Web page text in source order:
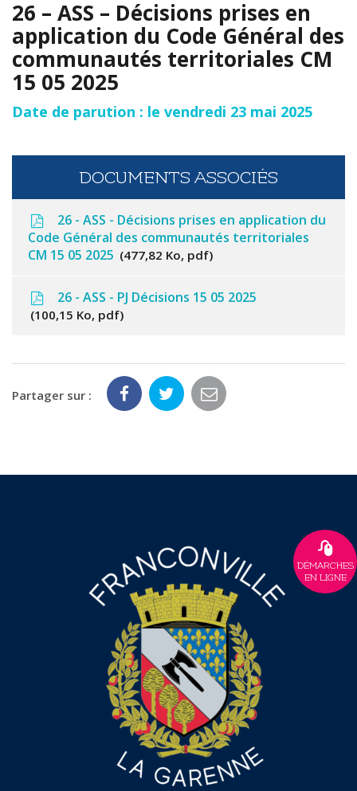
26 – ASS – Décisions prises en
application du Code Général des
communautés territoriales CM
15 05 2025
Date de parution : le vendredi 23 mai 2025
DOCUMENTS ASSOCIÉS
26 - ASS - Décisions prises en application du
Code Général des communautés territoriales
CM 15 05 2025
477,82 Ko, pdf
26 - ASS - PJ Décisions 15 05 2025
100,15 Ko, pdf
Partager sur :
DÉMARCHES
EN LIGNE